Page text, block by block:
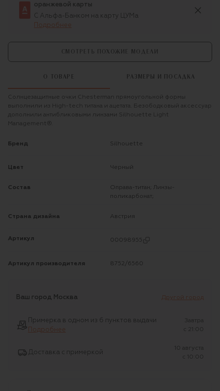
оранжевой карты
С Альфа-Банком на карту ЦУМа
Подробнее
СМОТРЕТЬ ПОХОЖИЕ МОДЕЛИ
О ТОВАРЕ РАЗМЕРЫ И ПОСАДКА
Солнцезащитные очки Chesterman прямоугольной формы
выполнили из High-tech титана и ацетата. Безободковый аксессуар
дополнили антибликовыми линзами Silhouette Light
Management®.
Бренд Silhouette
Цвет Черный
Состав
Оправа-титан; Линзы-
поликарбонат;
Страна дизайна Австрия
Артикул 00098955
Артикул производителя 8752/6560
Ваш город Москва Другой город
Примерка в одном из 6 пунктов выдачи
Подробнее
Завтра
c 21:00
Доставка с примеркой
10 августа
c 10:00